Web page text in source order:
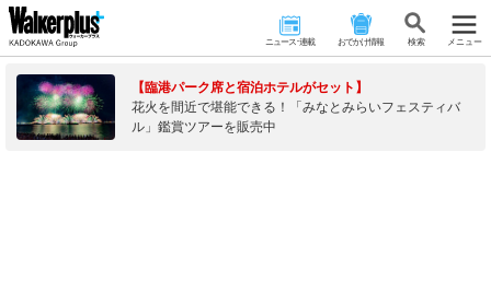
ニュース･連載 おでかけ情報 検 索 メニュー
【臨港パーク席と宿泊ホテルがセット】
花火を間近で堪能できる！「みなとみらいフェスティバ
ル」鑑賞ツアーを販売中